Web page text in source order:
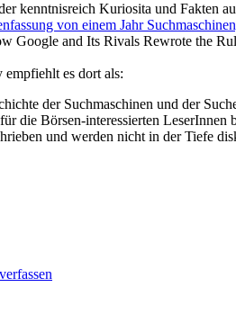
kenntnisreich Kuriosita und Fakten
von einem Jahr
Google and Its Rivals Rewrote the
es dort als:
der Suchmaschinen und der
die Börsen-interessierten
und werden nicht in der Tiefe